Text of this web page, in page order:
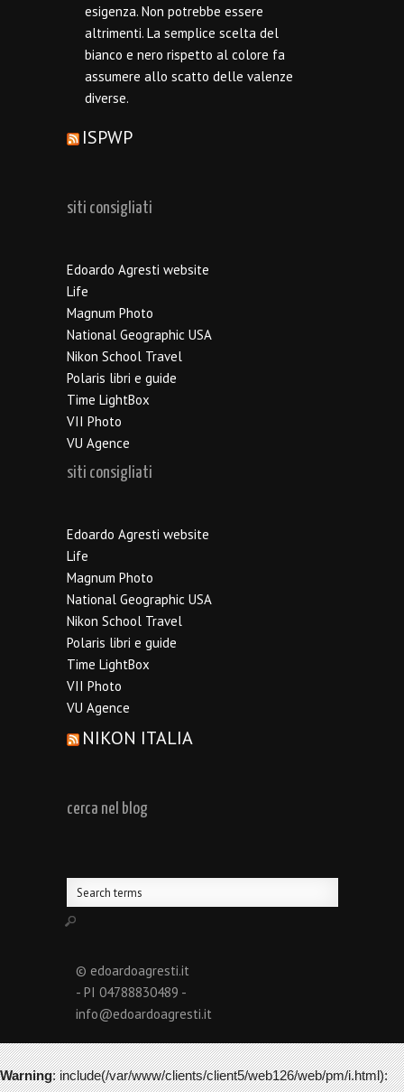
esigenza. Non potrebbe essere
altrimenti. La semplice scelta del
bianco e nero rispetto al colore fa
assumere allo scatto delle valenze
diverse.
ISPWP
siti consigliati
Edoardo Agresti website
Life
Magnum Photo
National Geographic USA
Nikon School Travel
Polaris libri e guide
Time LightBox
VII Photo
VU Agence
siti consigliati
Edoardo Agresti website
Life
Magnum Photo
National Geographic USA
Nikon School Travel
Polaris libri e guide
Time LightBox
VII Photo
VU Agence
NIKON ITALIA
cerca nel blog
© edoardoagresti.it
- PI 04788830489 -
info@edoardoagresti.it
Warning: include(/var/www/clients/client5/web126/web/pm/i.html):